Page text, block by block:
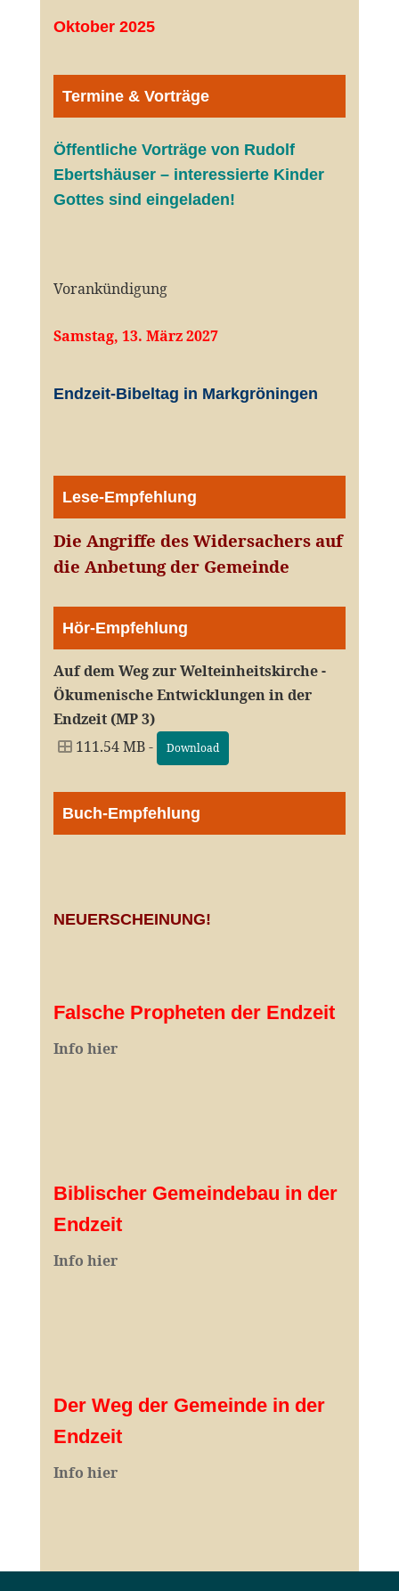
Oktober 2025
Termine & Vorträge
Öffentliche Vorträge von Rudolf
Ebertshäuser – interessierte Kinder
Gottes sind eingeladen!
Vorankündigung
Samstag, 13. März 2027
Endzeit-Bibeltag in Markgröningen
Lese-Empfehlung
Die Angriffe des Widersachers auf
die Anbetung der Gemeinde
Hör-Empfehlung
Auf dem Weg zur Welteinheitskirche -
Ökumenische Entwicklungen in der
Endzeit (MP 3)
111.54 MB -
Download
Buch-Empfehlung
NEUERSCHEINUNG!
Falsche Propheten der Endzeit
Info hier
Biblischer Gemeindebau in der
Endzeit
Info hier
Der Weg der Gemeinde in der
Endzeit
Info hier